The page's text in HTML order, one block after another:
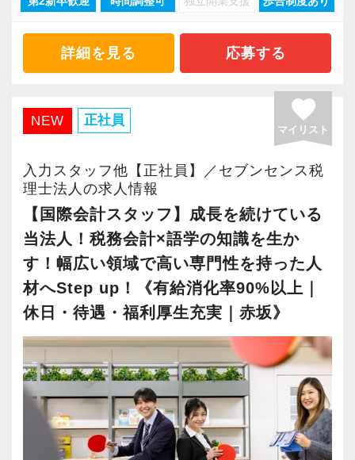
【ストレスは半分、やりがいは2倍、あなたの
「がんばり」を無駄にしません！】
資格や担当数などは正当に評価して給与等にし
随時昇給しているので年に２回昇給するスタッ
フもいます。
評価軸も1つではないので、誰にでも昇級のチャ
ンスがあります。
適材適所をモットーに、その人に合った業務を
担当していただき、一人ひとりが大きなやりが
いを持って働き、個人の目標に合わせて成⻑し
てくれることを願っています。
【求職者へのメッセージ】
人を大事に育てるカルチャーが根付いている会
一人一人のスタッフが、⻑期的な視野で成⻑・
活躍してくれることを期待しています。短期的
なスパンでの採用は考えていません。
じっくり腰を据えて専門性を身につけたいとい
ト企業を実現しています！】
当社ではチーム制を取っており、コミュニケー
スタッフ同士で情報共有・進捗管理しながら案
件にあたるスタイルです。
報を常に共有しているので、スタッフに不測の
事態が生じても慌てずに対応できます。
チーム制なので休みも取りやすく有給消化率は
100%です。
また、残業をしないための仕組みとして、朝メ
ール・夕メールという業務日報を実施。
予定と実績にズレが生じていないかチェックす
ることで、見通しを立てて仕事をするスキルを
身につけます。
さらに、繁忙期に仕事が偏らないよう、社内で
調整をかけて、年間を通して業務を平準化して
います。
私たちと一緒に熱い思いを持ちながら成長を目
指せる仲間を募集します。
若い会社とビジネスを共創する現場で働く楽し
さが実感でき、自分の成⻑にもつながる職場で
通常の税務会計業務ではない、ダイナミックな
仕事を経験できます！
やる気とスキルに応じて、小さな黒字の会社、
資本金1億円超規模の会社、上場会社の子会社、
上場会社、上場準備会社など段階的に難易度が
上がる仕事をお任せします。
【2015年に税理士法人化、あなたの実力を発揮
できる環境です！】
2015年12月に税理士法人化しました。
お客様は上場を目指すスタートアップが中心
で、法人化以来、毎年15%の勢いで成⻑を続け
詳細を見る 応募する
NEW 正社員 favorite
マイリスト
入力スタッフ他【正社員】／セブンセンス税
理士法人の求人情報
【国際会計スタッフ】成長を続けている
当法人！税務会計×語学の知識を生か
す！幅広い領域で高い専門性を持った人
材へStep up！《有給消化率90%以上｜
休日・待遇・福利厚生充実｜赤坂》